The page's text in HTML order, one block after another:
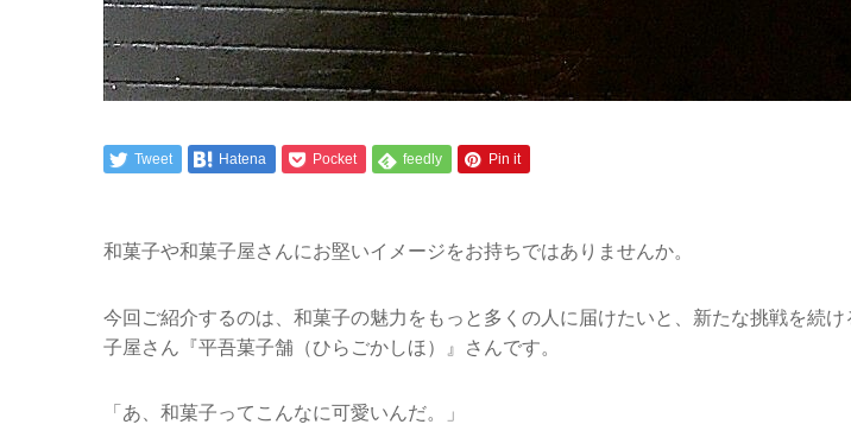
Tweet Hatena Pocket feedly Pin it
和菓子や和菓子屋さんにお堅いイメージをお持ちではありませんか。
今回ご紹介するのは、和菓子の魅力をもっと多くの人に届けたいと、新たな挑戦を続
子屋さん『平吾菓子舗（ひらごかしほ）』さんです。
「あ、和菓子ってこんなに可愛いんだ。」